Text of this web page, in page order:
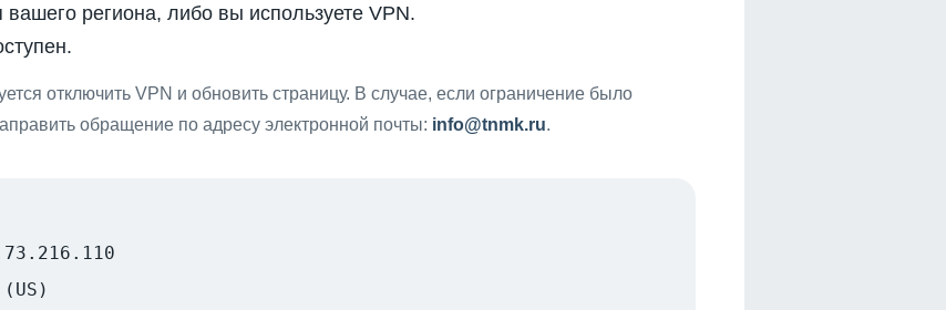
региона, либо вы используете VPN.
отключить VPN и обновить страницу. В случае, если ограничение было
обращение по адресу электронной почты: info@tnmk.ru.